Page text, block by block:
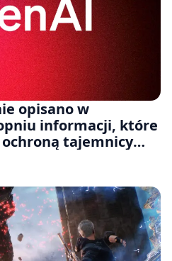
opisano w
informacji, które
tajemnicy
żąda odrzucenia